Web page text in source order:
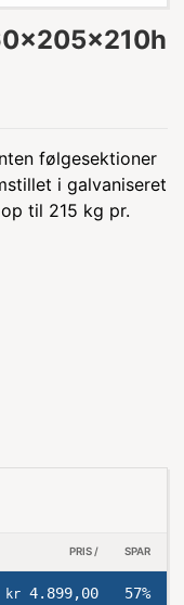
følgesektioner
i galvaniseret
til 215 kg pr.
PRIS / SPAR
kr 4.899,00 57%